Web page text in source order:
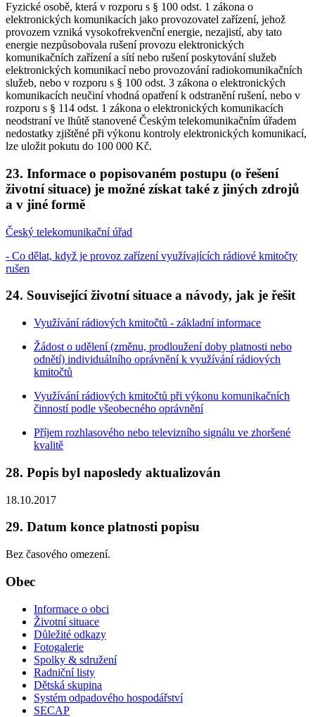
Fyzické osobě, která v rozporu s § 100 odst. 1 zákona o
elektronických komunikacích jako provozovatel zařízení, jehož
provozem vzniká vysokofrekvenční energie, nezajistí, aby tato
energie nezpůsobovala rušení provozu elektronických
komunikačních zařízení a sítí nebo rušení poskytování služeb
elektronických komunikací nebo provozování radiokomunikačních
služeb, nebo v rozporu s § 100 odst. 3 zákona o elektronických
komunikacích neučiní vhodná opatření k odstranění rušení, nebo v
rozporu s § 114 odst. 1 zákona o elektronických komunikacích
neodstraní ve lhůtě stanovené Českým telekomunikačním úřadem
nedostatky zjištěné při výkonu kontroly elektronických komunikací,
lze uložit pokutu do 100 000 Kč.
23. Informace o popisovaném postupu (o řešení
životní situace) je možné získat také z jiných zdrojů
a v jiné formě
Český telekomunikační úřad
- Co dělat, když je provoz zařízení využívajících rádiové kmitočty
rušen
24. Související životní situace a návody, jak je řešit
Využívání rádiových kmitočtů - základní informace
Žádost o udělení (změnu, prodloužení doby platnosti nebo
odnětí) individuálního oprávnění k využívání rádiových
kmitočtů
Využívání rádiových kmitočtů při výkonu komunikačních
činností podle všeobecného oprávnění
Příjem rozhlasového nebo televizního signálu ve zhoršené
kvalitě
28. Popis byl naposledy aktualizován
18.10.2017
29. Datum konce platnosti popisu
Bez časového omezení.
Obec
Informace o obci
Životní situace
Důležité odkazy
Fotogalerie
Spolky & sdružení
Radniční listy
Dětská skupina
Systém odpadového hospodářství
SECAP